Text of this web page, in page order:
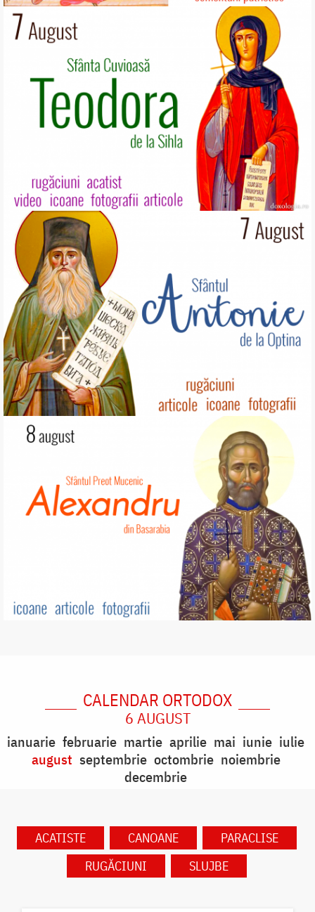
CALENDAR ORTODOX
6 AUGUST
ianuarie februarie martie aprilie mai iunie iulie
august septembrie octombrie noiembrie
decembrie
ACATISTE CANOANE
PARACLISE
RUGĂCIUNI
SLUJBE